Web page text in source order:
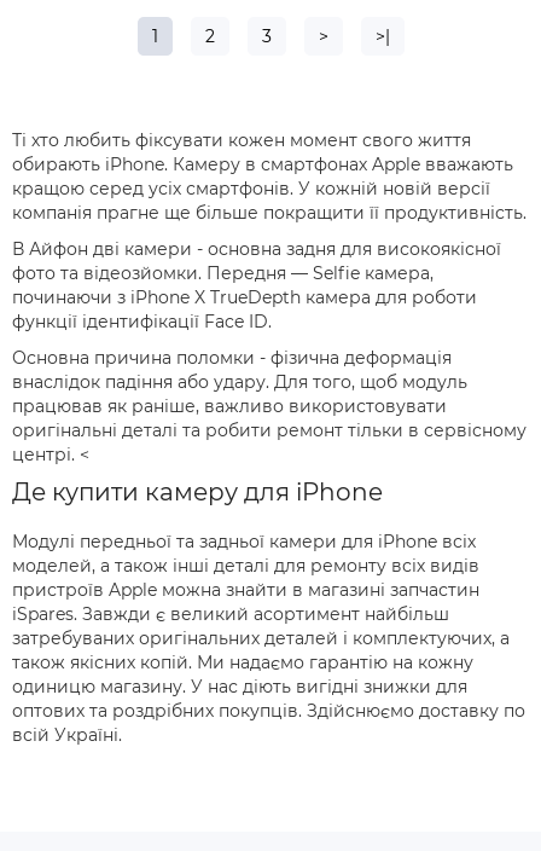
1 2 3 > >|
Ті хто любить фіксувати кожен момент свого життя
обирають iPhone. Камеру в смартфонах Apple вважають
кращою серед усіх смартфонів. У кожній новій версії
компанія прагне ще більше покращити її продуктивність.
В Айфон дві камери - основна задня для високоякісної
фото та відеозйомки. Передня — Selfie камера,
починаючи з iPhone X TrueDepth камера для роботи
функції ідентифікації Face ID.
Основна причина поломки - фізична деформація
внаслідок падіння або удару. Для того, щоб модуль
працював як раніше, важливо використовувати
оригінальні деталі та робити ремонт тільки в сервісному
центрі. <
Де купити камеру для iPhone
Модулі передньої та задньої камери для iPhone всіх
моделей, а також інші деталі для ремонту всіх видів
пристроїв Apple можна знайти в магазині запчастин
iSpares. Завжди є великий асортимент найбільш
затребуваних оригінальних деталей і комплектуючих, а
також якісних копій. Ми надаємо гарантію на кожну
одиницю магазину. У нас діють вигідні знижки для
оптових та роздрібних покупців. Здійснюємо доставку по
всій Україні.